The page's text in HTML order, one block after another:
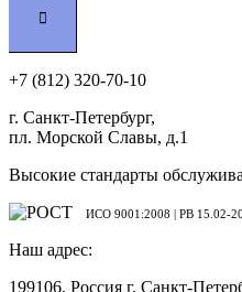
+7 (812) 320-70-10
г. Санкт-Петербург,
пл. Морской Славы, д.1
Высокие стандарты
ИСО 9001:2008 | PB 15.02-
Наш адрес:
199106, Россия г. Санкт-